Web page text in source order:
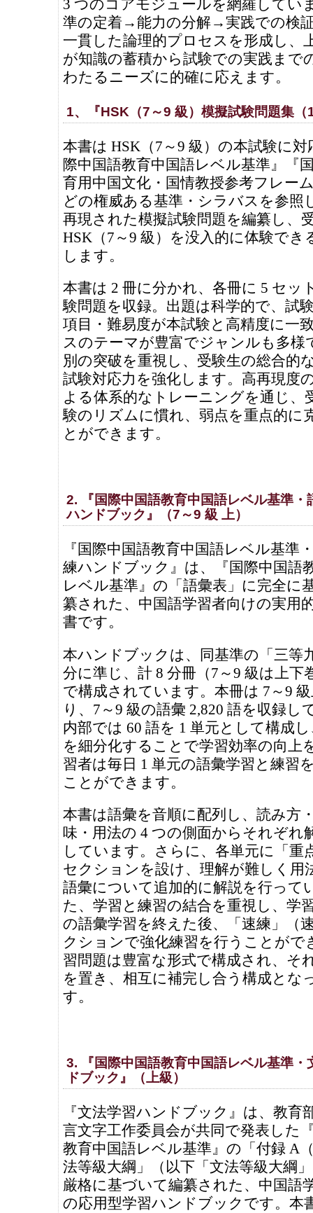
3 つのコアモジュールを網羅してい
準の定着→能力の分解→実践での検
一貫した論理的プロセスを形成し、
が知識の蓄積から試験での実践まで
わたるニーズに的確に応えます。
1、『HSK（7～9 級）模擬試験問題集（
本書は HSK（7～9 級）の本試験に対
際中国語教育中国語レベル基準』『
育用中国文化・国情教授参考フレー
どの権威ある基準・シラバスを参照
再現された模擬試験問題を編纂し、
HSK（7～9 級）を没入的に体験でき
します。
本書は 2 冊に分かれ、各冊に 5 セッ
験問題を収録。出題は科学的で、試
項目・難易度が本試験と高精度に一
スのテーマが豊富でジャンルも多様
別の突破を重視し、受験生の総合的
試験対応力を強化します。高再現度
よる体系的なトレーニングを通じ、
験のリズムに慣れ、弱点を重点的に
とができます。
2. 『国際中国語教育中国語レベル基準・
ハンドブック』（7～9 級 上）
『国際中国語教育中国語レベル基準
練ハンドブック』は、『国際中国語
レベル基準』の「語彙表」に完全に
纂された、中国語学習者向けの実用
書です。
本ハンドブックは、同基準の「三等
分に準じ、計 8 分冊（7～9 級は上下
で構成されています。本冊は 7～9
り、7～9 級の語彙 2,820 語を収録し
内部では 60 語を 1 単元として構成
を細分化することで学習効率の向上
習者は毎日 1 単元の語彙学習と練習
ことができます。
本書は語彙を音順に配列し、読み方
味・用法の 4 つの側面からそれぞれ
しています。さらに、各単元に「重
セクションを設け、理解が難しく用
語彙について追加的に解説を行って
た、学習と練習の結合を重視し、学
の語彙学習を終えた後、「速練」（
クションで強化練習を行うことがで
習問題は豊富な形式で構成され、そ
を置き、相互に補完し合う構成とな
す。
3. 『国際中国語教育中国語レベル基準・
ドブック』（上級）
『文法学習ハンドブック』は、教育
言文字工作委員会が共同で発表した
教育中国語レベル基準』の「付録 A
法等級大綱」（以下「文法等級大綱
厳格に基づいて編纂された、中国語
の応用型学習ハンドブックです。本